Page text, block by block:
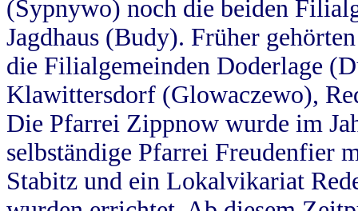
(Sypnywo) noch die beiden
Jagdhaus (Budy). Früher
die Filialgemeinden Doderlage
Klawittersdorf (Glowaczewo),
Die Pfarrei Zippnow wurde im
selbständige Pfarrei Freudenfier
Stabitz und ein Lokalvikariat